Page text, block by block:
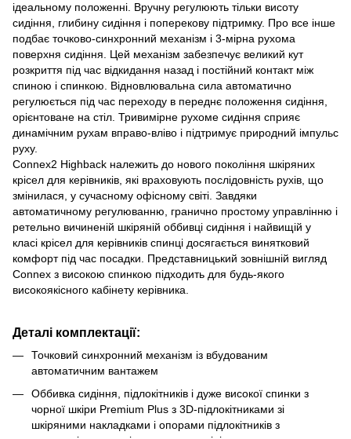
ідеальному положенні. Вручну регулюють тільки висоту
сидіння, глибину сидіння і поперекову підтримку. Про все інше
подбає точково-синхронний механізм і 3-мірна рухома
поверхня сидіння. Цей механізм забезпечує великий кут
розкриття під час відкидання назад і постійний контакт між
спиною і спинкою. Відновлювальна сила автоматично
регулюється під час переходу в переднє положення сидіння,
орієнтоване на стіл. Тривимірне рухоме сидіння сприяє
динамічним рухам вправо-вліво і підтримує природний імпульс
руху.
Connex2 Highback належить до нового покоління шкіряних
крісел для керівників, які враховують послідовність рухів, що
змінилася, у сучасному офісному світі. Завдяки
автоматичному регулюванню, гранично простому управлінню і
ретельно вичиненій шкіряній оббивці сидіння і найвищій у
класі крісел для керівників спинці досягається винятковий
комфорт під час посадки. Представницький зовнішній вигляд
Connex з високою спинкою підходить для будь-якого
високоякісного кабінету керівника.
Деталі комплектації:
Точковий синхронний механізм із вбудованим
автоматичним вантажем
Оббивка сидіння, підлокітників і дуже високої спинки з
чорної шкіри Premium Plus з 3D-підлокітниками зі
шкіряними накладками і опорами підлокітників з